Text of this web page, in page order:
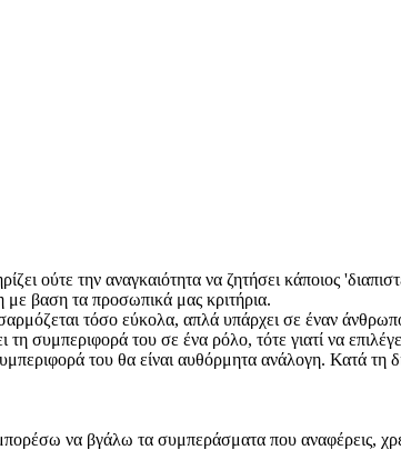
ούτε την αναγκαιότητα να ζητήσει κάποιος
βαση τα προσωπικά μας κριτήρια.
τόσο εύκολα, απλά υπάρχει σε έναν
συμπεριφορά του σε ένα ρόλο, τότε γιατί να
του θα είναι αυθόρμητα ανάλογη. Κατά τη
να βγάλω τα συμπεράσματα που αναφέρεις,